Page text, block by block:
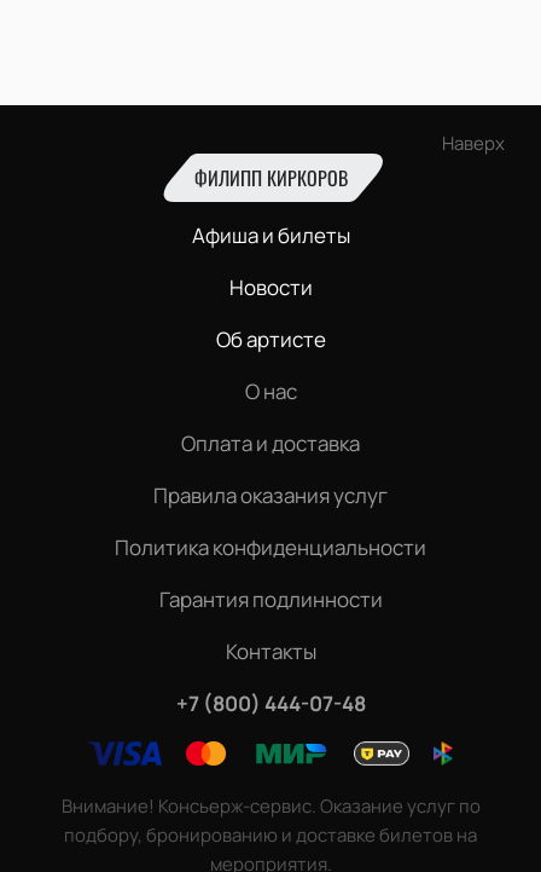
Наверх
ФИЛИПП КИРКОРОВ
Афиша и билеты
Новости
Об артисте
О нас
Оплата и доставка
Правила оказания услуг
Политика конфиденциальности
Гарантия подлинности
Контакты
+7 (800) 444-07-48
Внимание! Консьерж-сервис. Оказание услуг по
подбору, бронированию и доставке билетов на
мероприятия.